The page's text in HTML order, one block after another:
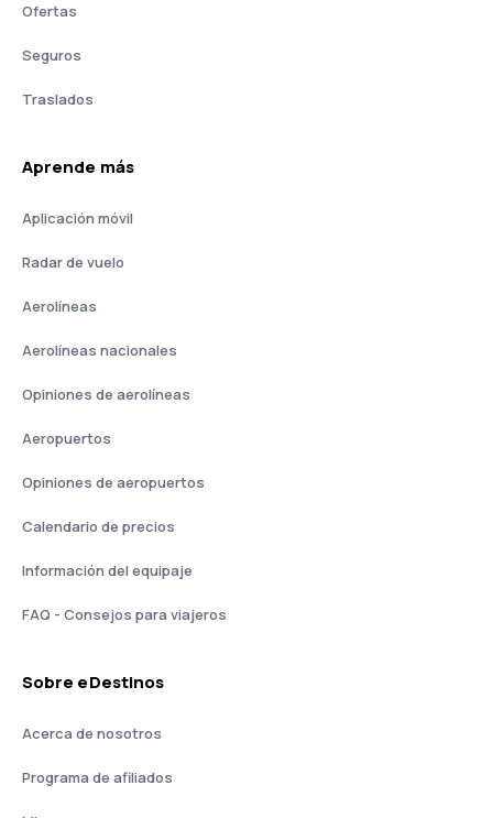
Ofertas
Seguros
Traslados
Aprende más
Aplicación móvil
Radar de vuelo
Aerolíneas
Aerolíneas nacionales
Opiniones de aerolíneas
Aeropuertos
Opiniones de aeropuertos
Calendario de precios
Información del equipaje
FAQ - Consejos para viajeros
Sobre eDestinos
Acerca de nosotros
Programa de afiliados